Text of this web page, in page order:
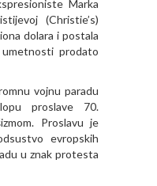
Marka
(Christie’s)
dolara i postala
prodato
vojnu paradu
proslave 70.
Proslavu je
evropskih
u znak protesta